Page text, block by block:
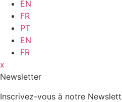
EN
FR
PT
EN
FR
x
Newsletter
Inscrivez-vous à notre